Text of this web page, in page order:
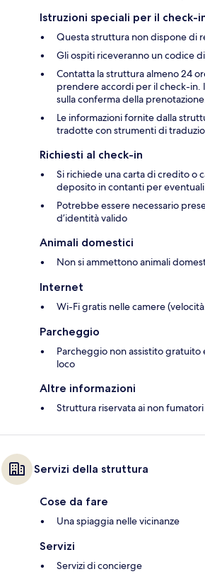
Istruzioni speciali per il check-
Questa struttura non dispone di
Gli ospiti riceveranno un codice
Contatta la struttura almeno 24
prendere accordi per il check-in.
sulla conferma della
Le informazioni fornite dalla
tradotte con strumenti di
Richiesti al check-in
Si richiede una carta di credito o
deposito in contanti per
Potrebbe essere necessario
d’identità valido
Animali domestici
Non si ammettono animali
Internet
Wi-Fi gratis nelle camere
Parcheggio
Parcheggio non assistito
loco
Altre informazioni
Struttura riservata ai non fumatori
Servizi della struttura
Cose da fare
Una spiaggia nelle vicinanze
Servizi
Servizi di concierge